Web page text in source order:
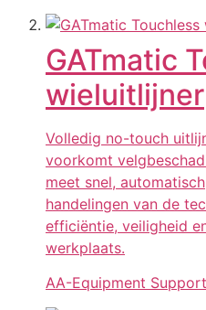
GATmatic
wieluitlijner
Volledig no-touch
voorkomt
meet snel,
handelingen van de
efficiëntie, veiligheid
werkplaats.
AA-Equipment Support